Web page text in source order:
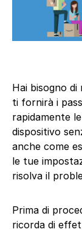
Hai bisogno
ti fornirà i
rapidamente
dispositivo
anche come
le tue
risolva il
Prima di
ricorda di